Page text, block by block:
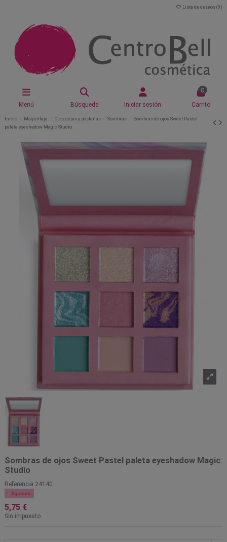
Lista de deseos (0 )
Menú Búsqueda Iniciar sesión
0
Carrito
Inicio Maquillaje Ojos, cejas y pestañas Sombras
Sombras de ojos Sweet Pastel
paleta eyeshadow Magic Studio
Sombras de ojos Sweet Pastel paleta eyeshadow Magic
Studio
Referencia 24140
 Agotado
5,75 €
Sin impuesto